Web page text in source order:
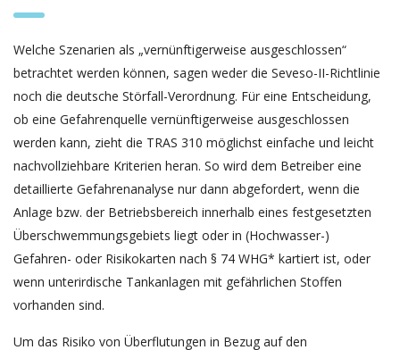
Welche Szenarien als „vernünftigerweise ausgeschlossen“
betrachtet werden können, sagen weder die Seveso-II-Richtlinie
noch die deutsche Störfall-Verordnung. Für eine Entscheidung,
ob eine Gefahrenquelle vernünftigerweise ausgeschlossen
werden kann, zieht die TRAS 310 möglichst einfache und leicht
nachvollziehbare Kriterien heran. So wird dem Betreiber eine
detaillierte Gefahrenanalyse nur dann abgefordert, wenn die
Anlage bzw. der Betriebsbereich innerhalb eines festgesetzten
Überschwemmungsgebiets liegt oder in (Hochwasser-)
Gefahren- oder Risikokarten nach § 74 WHG* kartiert ist, oder
wenn unterirdische Tankanlagen mit gefährlichen Stoffen
vorhanden sind.
Um das Risiko von Überflutungen in Bezug auf den